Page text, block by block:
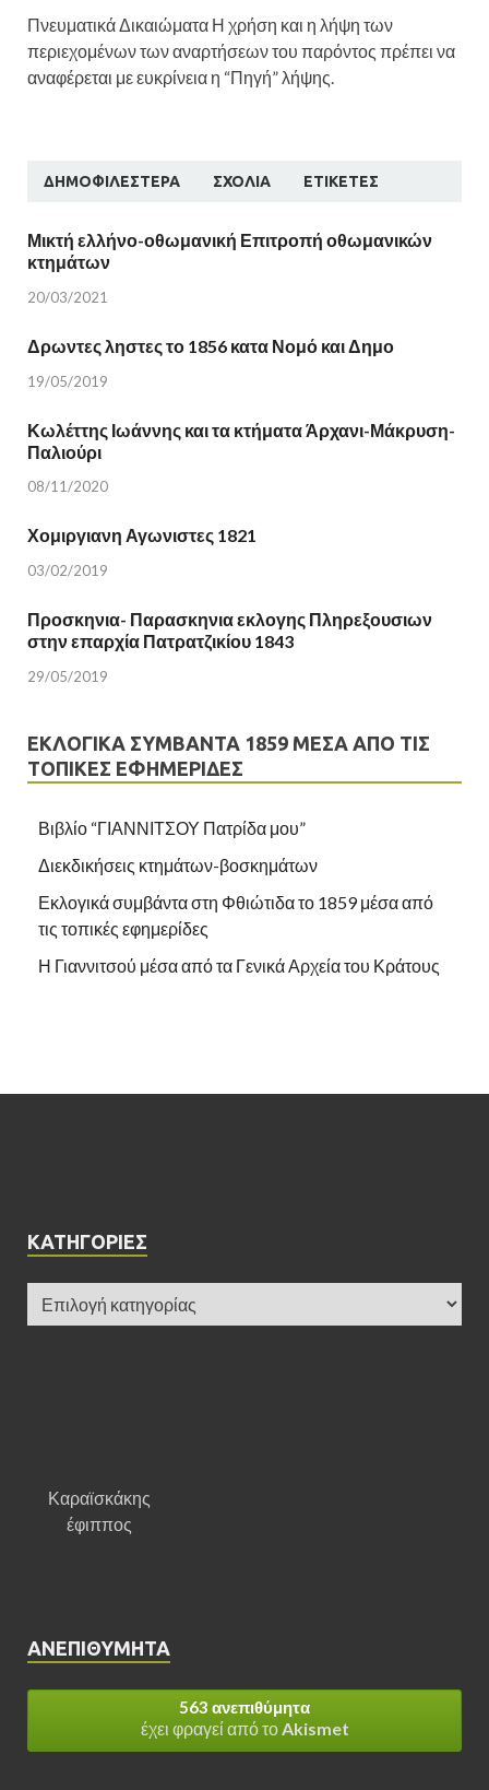
Πνευματικά Δικαιώματα Η χρήση και η λήψη των
περιεχομένων των αναρτήσεων του παρόντος πρέπει να
αναφέρεται με ευκρίνεια η “Πηγή” λήψης.
ΔΗΜΟΦΙΛΈΣΤΕΡΑ ΣΧΌΛΙΑ ΕΤΙΚΈΤΕΣ
Μικτή ελλήνο-οθωμανική Επιτροπή οθωμανικών
κτημάτων
20/03/2021
Δρωντες ληστες το 1856 κατα Νομό και Δημο
19/05/2019
Κωλέττης Ιωάννης και τα κτήματα Άρχανι-Μάκρυση-
Παλιούρι
08/11/2020
Χομιργιανη Αγωνιστες 1821
03/02/2019
Προσκηνια- Παρασκηνια εκλογης Πληρεξουσιων
στην επαρχία Πατρατζικίου 1843
29/05/2019
ΕΚΛΟΓΙΚΆ ΣΥΜΒΆΝΤΑ 1859 ΜΈΣΑ ΑΠΌ ΤΙΣ
ΤΟΠΙΚΈΣ ΕΦΗΜΕΡΊΔΕΣ
Βιβλίο “ΓΙΑΝΝΙΤΣΟΥ Πατρίδα μου”
Διεκδικήσεις κτημάτων-βοσκημάτων
Εκλογικά συμβάντα στη Φθιώτιδα το 1859 μέσα από
τις τοπικές εφημερίδες
Η Γιαννιτσού μέσα από τα Γενικά Αρχεία του Κράτους
KΑΤΗΓΟΡΊΕΣ
Καραϊσκάκης
έφιππος
ΑΝΕΠΙΘΎΜΗΤΑ
563 ανεπιθύμητα
έχει φραγεί από τοAkismet